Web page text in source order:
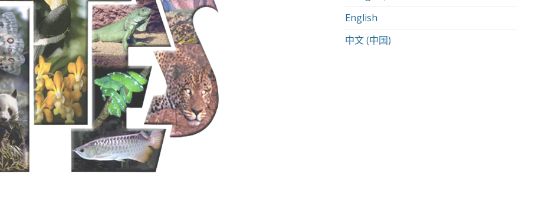
English
中文 (中国)